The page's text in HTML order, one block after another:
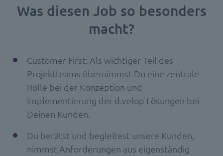
Was diesen Job so besonders
macht?
Customer First: Als wichtiger Teil des
Projektteams übernimmst Du eine zentrale
Rolle bei der Konzeption und
Implementierung der d.velop Lösungen bei
Deinen Kunden.
Du berätst und begleitest unsere Kunden,
nimmst Anforderungen aus eigenständig